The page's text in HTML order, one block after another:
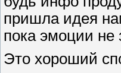
пришла идея
пока эмоции не
Это хороший